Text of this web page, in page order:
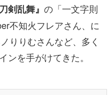
刀剣乱舞』 の「一文字則
不知火フレアさん、に
りりむさんなど、多く
ンを手がけてきた。